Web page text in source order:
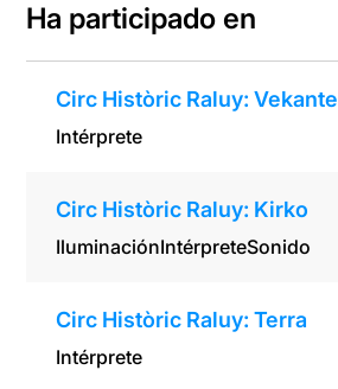
Ha participado en
Circ Històric Raluy: Vekante
Intérprete
Circ Històric Raluy: Kirko
IluminaciónIntérpreteSonido
Circ Històric Raluy: Terra
Intérprete